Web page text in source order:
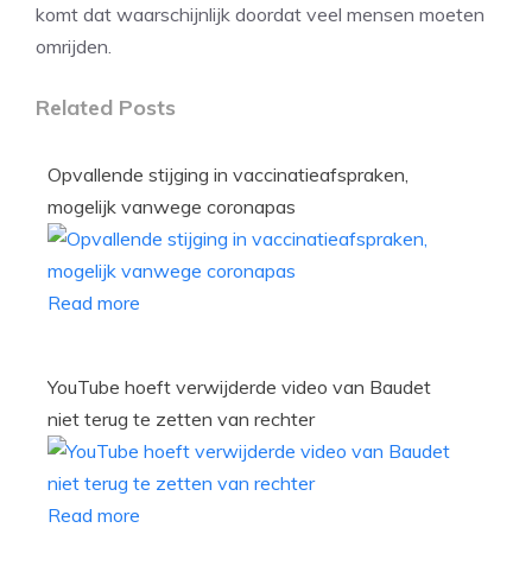
komt dat waarschijnlijk doordat veel mensen moeten
omrijden.
Related Posts
Opvallende stijging in vaccinatieafspraken,
mogelijk vanwege coronapas
Read more
YouTube hoeft verwijderde video van Baudet
niet terug te zetten van rechter
Read more